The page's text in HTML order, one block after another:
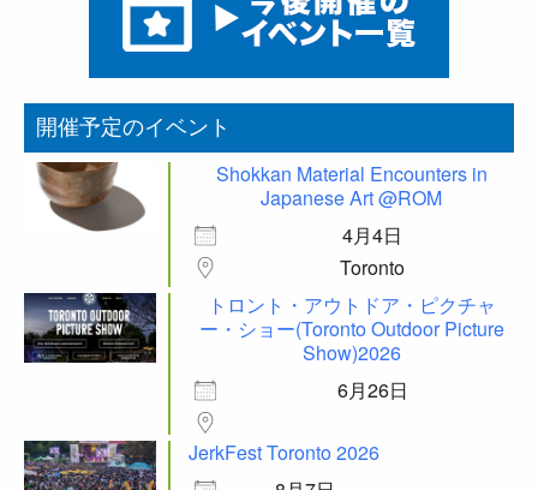
開催予定のイベント
Shokkan Material Encounters in
Japanese Art @ROM
4月4日
Toronto
トロント・アウトドア・ピクチャ
ー・ショー(Toronto Outdoor Picture
Show)2026
6月26日
JerkFest Toronto 2026